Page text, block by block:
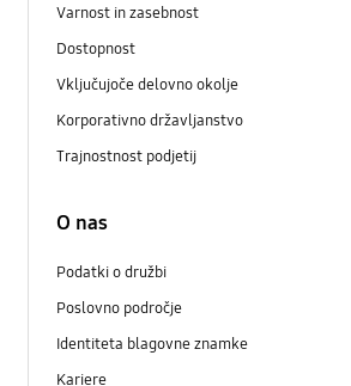
Varnost in zasebnost
Dostopnost
Vključujoče delovno okolje
Korporativno državljanstvo
Trajnostnost podjetij
O nas
Podatki o družbi
Poslovno področje
Identiteta blagovne znamke
Kariere